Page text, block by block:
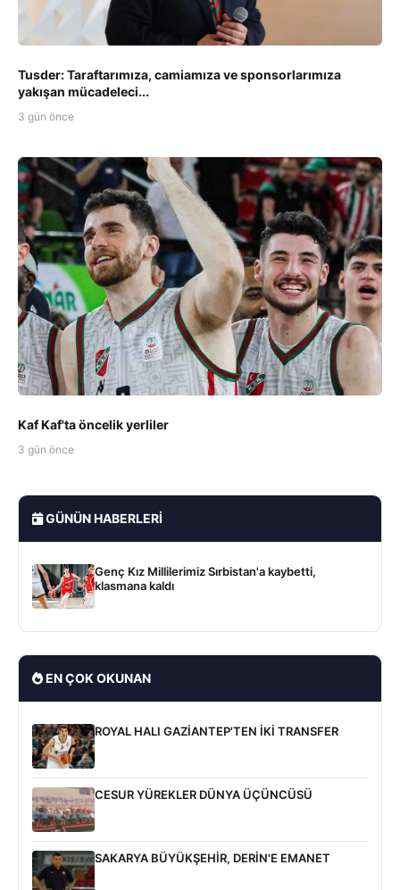
Tusder: Taraftarımıza, camiamıza ve sponsorlarımıza
yakışan mücadeleci...
3 gün önce
Kaf Kaf'ta öncelik yerliler
3 gün önce
GÜNÜN HABERLERI
Genç Kız Millilerimiz Sırbistan'a kaybetti,
klasmana kaldı
EN ÇOK OKUNAN
ROYAL HALI GAZİANTEP'TEN İKİ TRANSFER
CESUR YÜREKLER DÜNYA ÜÇÜNCÜSÜ
SAKARYA BÜYÜKŞEHİR, DERİN'E EMANET